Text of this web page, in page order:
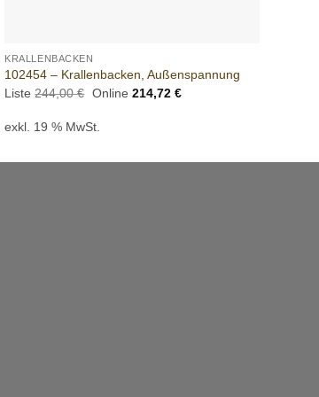
KRALLENBACKEN
102454 – Krallenbacken, Außenspannung
Liste 244,00€ Ursprünglicher
244,00 €
Online 214,72 €Aktueller
exkl. 19 % MwSt.